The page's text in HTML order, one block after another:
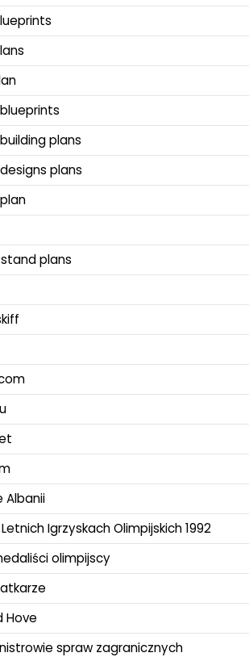
plans
plans
plans
Albanii
Igrzyskach Olimpijskich 1992
olimpijscy
Hove
spraw zagranicznych